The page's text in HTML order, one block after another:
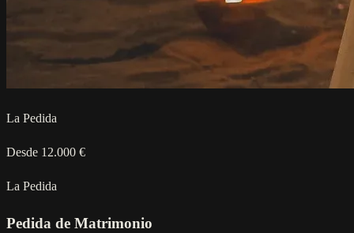
La Pedida
Desde 12.000 €
La Pedida
Pedida de Matrimonio